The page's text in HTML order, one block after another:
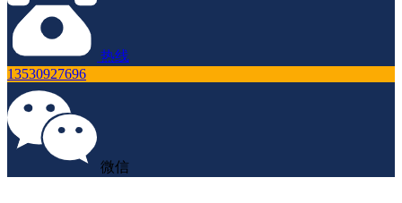
热线
13530927696
微信